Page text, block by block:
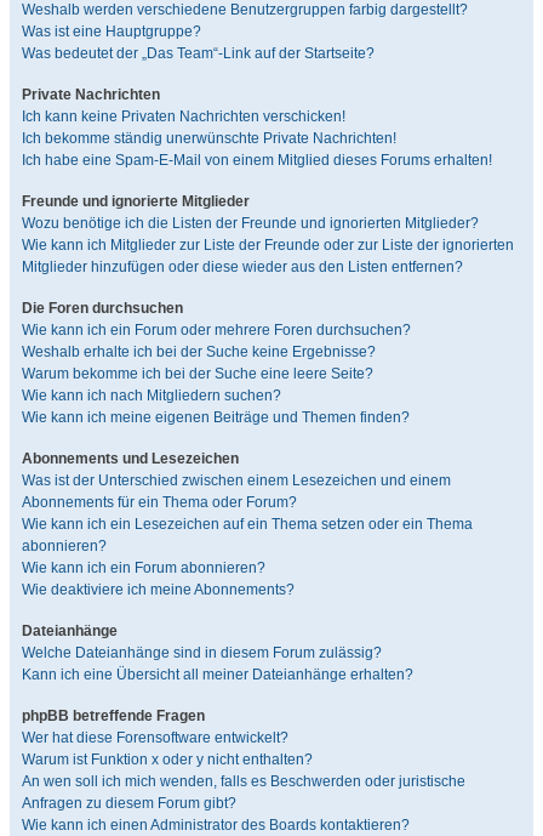
Weshalb werden verschiedene Benutzergruppen farbig dargestellt?
Was ist eine Hauptgruppe?
Was bedeutet der „Das Team“-Link auf der Startseite?
Private Nachrichten
Ich kann keine Privaten Nachrichten verschicken!
Ich bekomme ständig unerwünschte Private Nachrichten!
Ich habe eine Spam-E-Mail von einem Mitglied dieses Forums erhalten!
Freunde und ignorierte Mitglieder
Wozu benötige ich die Listen der Freunde und ignorierten Mitglieder?
Wie kann ich Mitglieder zur Liste der Freunde oder zur Liste der ignorierten
Mitglieder hinzufügen oder diese wieder aus den Listen entfernen?
Die Foren durchsuchen
Wie kann ich ein Forum oder mehrere Foren durchsuchen?
Weshalb erhalte ich bei der Suche keine Ergebnisse?
Warum bekomme ich bei der Suche eine leere Seite?
Wie kann ich nach Mitgliedern suchen?
Wie kann ich meine eigenen Beiträge und Themen finden?
Abonnements und Lesezeichen
Was ist der Unterschied zwischen einem Lesezeichen und einem
Abonnements für ein Thema oder Forum?
Wie kann ich ein Lesezeichen auf ein Thema setzen oder ein Thema
abonnieren?
Wie kann ich ein Forum abonnieren?
Wie deaktiviere ich meine Abonnements?
Dateianhänge
Welche Dateianhänge sind in diesem Forum zulässig?
Kann ich eine Übersicht all meiner Dateianhänge erhalten?
phpBB betreffende Fragen
Wer hat diese Forensoftware entwickelt?
Warum ist Funktion x oder y nicht enthalten?
An wen soll ich mich wenden, falls es Beschwerden oder juristische
Anfragen zu diesem Forum gibt?
Wie kann ich einen Administrator des Boards kontaktieren?